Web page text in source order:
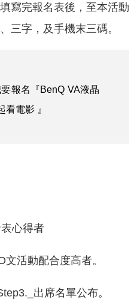
寫完報名表後，至本活動
三字，及手機末三碼。
報名『BenQ VA液晶
電影 』
表心得者
文活動配合度高者。
出席名單公布。